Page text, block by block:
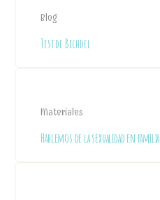
Blog
Test de Bechdel
Materiales
Hablemos de la sexualidad en familia